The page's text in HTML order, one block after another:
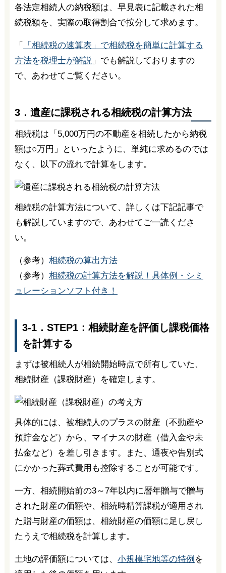
各法定相続人の納税額は、早見表に記載された相
続税額を、実際の取得割合で按分して求めます。
「
「相続税の速算表」で相続税を簡単に計算する
方法を税理士が解説」でも解説しておりますの
で、あわせてご覧ください。
3．遺産に課税される相続税の計算方法
相続税は「5,000万円の不動産を相続したから納税
額は○万円」といったように、単純に求めるのでは
なく、以下の流れで計算をします。
相続税の計算方法について、詳しくは下記記事で
も解説していますので、あわせてご一読くださ
い。
（参考） 相続税の算出方法
（参考） 相続税の計算方法を解説！具体例・シミ
ュレーションソフト付き！
3-1．STEP1：相続財産を評価し課税価格
を計算する
まずは被相続人が相続開始時点で所有していた、
相続財産（課税財産）を確定します。
具体的には、被相続人のプラスの財産（不動産や
預貯金など）から、マイナスの財産（借入金や未
払金など）を差し引きます。また、通夜や告別式
にかかった葬式費用も控除することが可能です。
一方、相続開始前の3～7年以内に暦年贈与で贈与
された財産の価額や、相続時精算課税が適用され
た贈与財産の価額は、相続財産の価額に足し戻し
たうえで相続税を計算します。
土地の評価額については、 小規模宅地等の特例 を